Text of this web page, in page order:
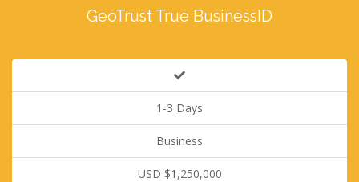
GeoTrust True BusinessID
1-3 Days
Business
USD $1,250,000